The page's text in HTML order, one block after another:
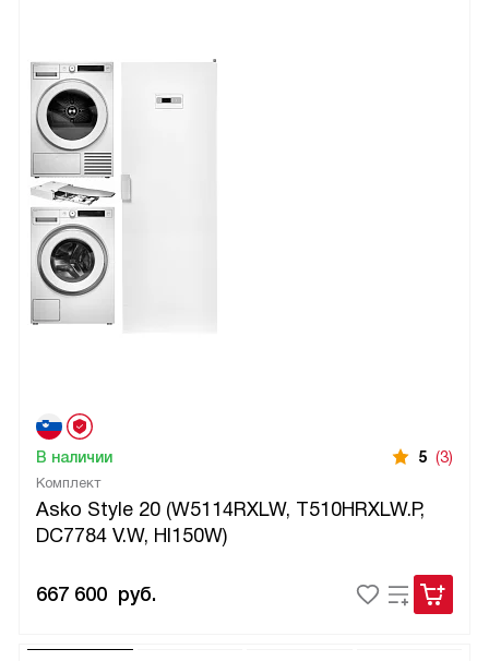
Комплект
Asko Style 20 (W5114RXLW, T510HRXLW.P,
DC7784 V.W, HI150W)
В наличии 5 (3)
667 600 руб.